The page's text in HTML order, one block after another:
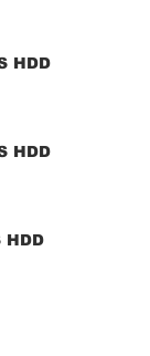
HDD
HDD
HDD